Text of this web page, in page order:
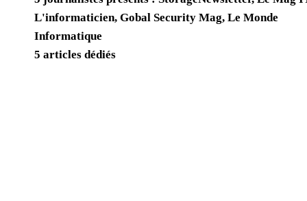
L'informaticien, Gobal Security Mag, Le Monde
Informatique
5 articles dédiés